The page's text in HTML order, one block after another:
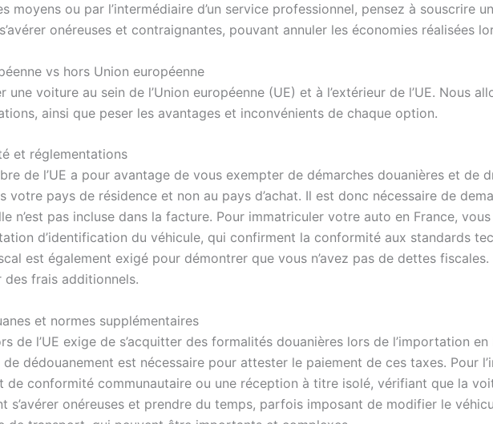
ou par l’intermédiaire d’un service professionnel, pensez à souscrire
onéreuses et contraignantes, pouvant annuler les économies réalisées
vs hors Union européenne
voiture au sein de l’Union européenne (UE) et à l’extérieur de l’UE. Nous
ainsi que peser les avantages et inconvénients de chaque option.
et réglementations
de l’UE a pour avantage de vous exempter de démarches douanières et de
votre pays de résidence et non au pays d’achat. Il est donc nécessaire de
n’est pas incluse dans la facture. Pour immatriculer votre auto en France,
d’identification du véhicule, qui confirment la conformité aux standards
est également exigé pour démontrer que vous n’avez pas de dettes fiscales.
frais additionnels.
et normes supplémentaires
de l’UE exige de s’acquitter des formalités douanières lors de l’importation
dédouanement est nécessaire pour attester le paiement de ces taxes. Pour
de conformité communautaire ou une réception à titre isolé, vérifiant que la
s’avérer onéreuses et prendre du temps, parfois imposant de modifier le